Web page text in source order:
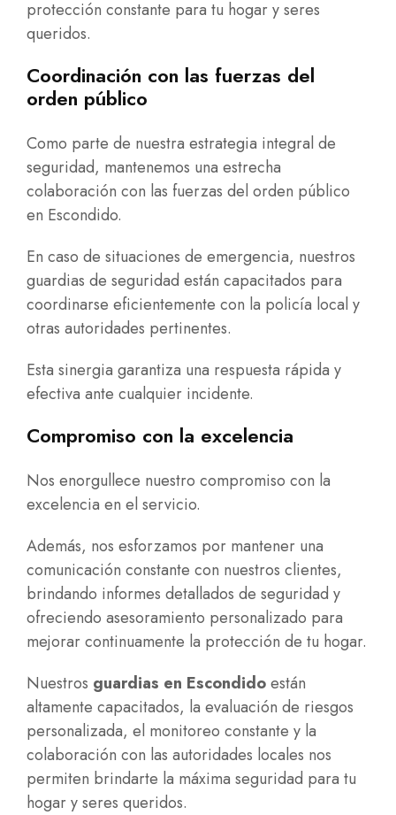
protección constante para tu hogar y seres
queridos.
Coordinación con las fuerzas del
orden público
Como parte de nuestra estrategia integral de
seguridad, mantenemos una estrecha
colaboración con las fuerzas del orden público
en Escondido.
En caso de situaciones de emergencia, nuestros
guardias de seguridad están capacitados para
coordinarse eficientemente con la policía local y
otras autoridades pertinentes.
Esta sinergia garantiza una respuesta rápida y
efectiva ante cualquier incidente.
Compromiso con la excelencia
Nos enorgullece nuestro compromiso con la
excelencia en el servicio.
Además, nos esforzamos por mantener una
comunicación constante con nuestros clientes,
brindando informes detallados de seguridad y
ofreciendo asesoramiento personalizado para
mejorar continuamente la protección de tu hogar.
Nuestros guardias en Escondidoestán
altamente capacitados, la evaluación de riesgos
personalizada, el monitoreo constante y la
colaboración con las autoridades locales nos
permiten brindarte la máxima seguridad para tu
hogar y seres queridos.